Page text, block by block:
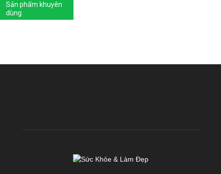
Sản phẩm khuyên
dùng